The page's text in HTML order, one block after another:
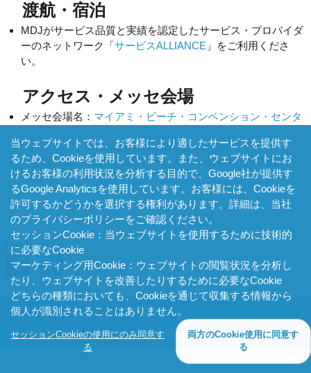
渡航・宿泊
MDJがサービス品質と実績を認定したサービス・プロバイダ
ーのネットワーク「サービスALLIANCE 」をご利用くださ
い。
アクセス・メッセ会場
メッセ会場名： マイアミ・ビーチ・コンベンション・センタ
Miami Beach Convention Center
所在地：1901 Convention Ctr Dr, Miami Beach, FL 33139 /
USA
Follow us on:
© 2026 MDJ
プライバシーポリシー
当ウェブサイトでは、お客様により適したサービスを提供す
るため、Cookieを使用しています。また、ウェブサイトにお
けるお客様の利用状況を分析する目的で、Google社が提供す
るGoogle Analyticsを使用しています。お客様には、Cookieを
許可するかどうかを選択する権利があります。詳細は、 当社
のプライバシーポリシーをご確認ください。
セッションCookie：当ウェブサイトを使用するために技術的
に必要なCookie
マーケティング用Cookie：ウェブサイトの閲覧状況を分析し
たり、ウェブサイトを改善したりするために必要なCookie
どちらの種類においても、Cookieを通じて収集する情報から
個人が識別されることはありません。
両方のCookie使用に同意す
る
セッションCookieの使用にのみ同意す
る